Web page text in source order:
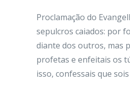
Proclamação do
sepulcros caiados: por
diante dos outros, mas
profetas e enfeitais os
isso, confessais que